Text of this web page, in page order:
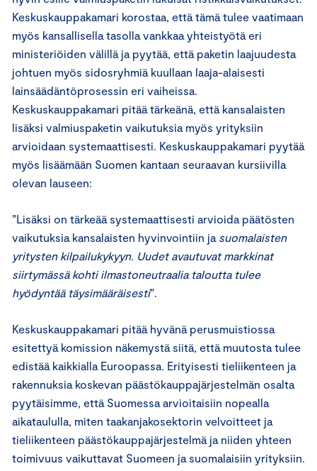
Keskuskauppakamari korostaa, että tämä tulee vaatimaan
myös kansallisella tasolla vankkaa yhteistyötä eri
ministeriöiden välillä ja pyytää, että paketin laajuudesta
johtuen myös sidosryhmiä kuullaan laaja-alaisesti
lainsäädäntöprosessin eri vaiheissa.
Keskuskauppakamari pitää tärkeänä, että kansalaisten
lisäksi valmiuspaketin vaikutuksia myös yrityksiin
arvioidaan systemaattisesti. Keskuskauppakamari pyytää
myös lisäämään Suomen kantaan seuraavan kursiivilla
olevan lauseen:
”Lisäksi on tärkeää systemaattisesti arvioida päätösten
vaikutuksia kansalaisten hyvinvointiin ja suomalaisten
yritysten kilpailukykyyn. Uudet avautuvat markkinat
siirtymässä kohti ilmastoneutraalia taloutta tulee
hyödyntää täysimääräisesti”.
Keskuskauppakamari pitää hyvänä perusmuistiossa
esitettyä komission näkemystä siitä, että muutosta tulee
edistää kaikkialla Euroopassa. Erityisesti tieliikenteen ja
rakennuksia koskevan päästökauppajärjestelmän osalta
pyytäisimme, että Suomessa arvioitaisiin nopealla
aikataululla, miten taakanjakosektorin velvoitteet ja
tieliikenteen päästökauppajärjestelmä ja niiden yhteen
toimivuus vaikuttavat Suomeen ja suomalaisiin yrityksiin.